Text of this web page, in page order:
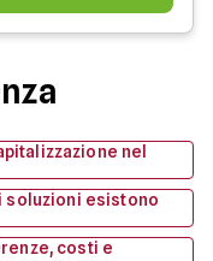
nel
soluzioni esistono
costi e